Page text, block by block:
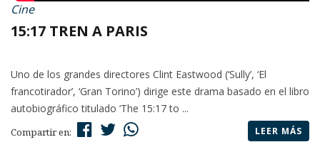
Cine
15:17 TREN A PARIS
Uno de los grandes directores Clint Eastwood (‘Sully’, ‘El
francotirador’, ‘Gran Torino’) dirige este drama basado en el libro
autobiográfico titulado ‘The 15:17 to ...
Compartir en: LEER MÁS